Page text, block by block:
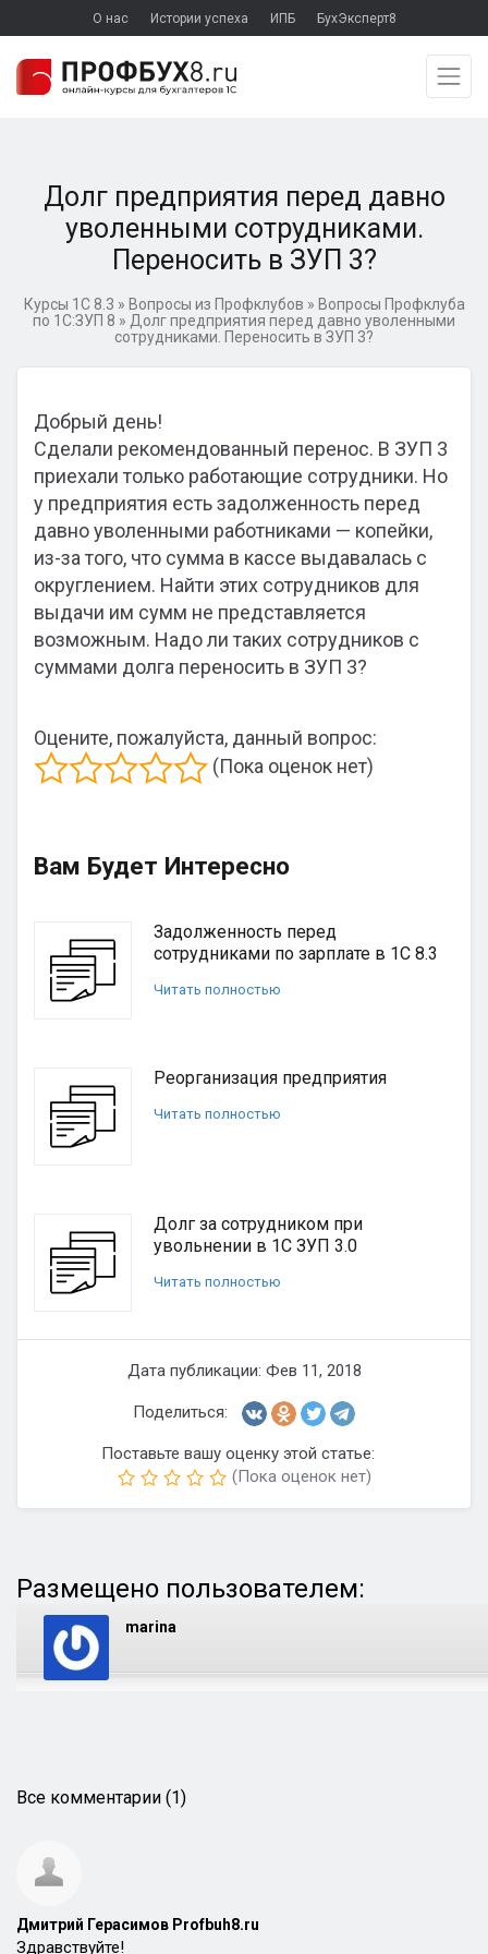
О нас Истории успеха ИПБ БухЭксперт8
Долг предприятия перед давно
уволенными сотрудниками.
Переносить в ЗУП 3?
Курсы 1С 8.3 » Вопросы из Профклубов » Вопросы Профклуба
по 1С:ЗУП 8 » Долг предприятия перед давно уволенными
сотрудниками. Переносить в ЗУП 3?
Добрый день!
Сделали рекомендованный перенос. В ЗУП 3
приехали только работающие сотрудники. Но
у предприятия есть задолженность перед
давно уволенными работниками — копейки,
из-за того, что сумма в кассе выдавалась с
округлением. Найти этих сотрудников для
выдачи им сумм не представляется
возможным. Надо ли таких сотрудников с
суммами долга переносить в ЗУП 3?
Оцените, пожалуйста, данный вопрос:
(Пока оценок нет)
Вам Будет Интересно
Задолженность перед
сотрудниками по зарплате в 1С 8.3
Читать полностью
Реорганизация предприятия
Читать полностью
Долг за сотрудником при
увольнении в 1С ЗУП 3.0
Читать полностью
Дата публикации: Фев 11, 2018
Поделиться:
Поставьте вашу оценку этой статье:
(Пока оценок нет)
Размещено пользователем:
marina
Все комментарии (1)
Дмитрий Герасимов Profbuh8.ru
Здравствуйте!